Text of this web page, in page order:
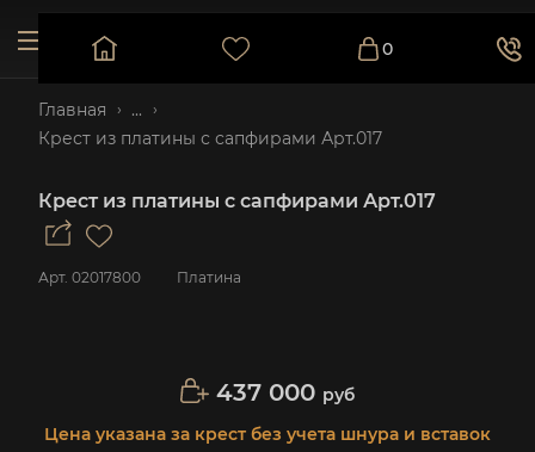
0
Главная
...
Крест из платины с сапфирами Арт.017
Крест из платины с сапфирами Арт.017
Арт. 02017800 Платина
437 000 руб
Цена указана за крест без учета шнура и вставок